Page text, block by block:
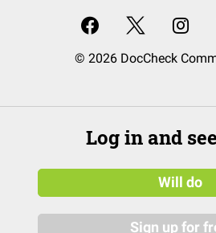
© 2026 DocCheck
Log in and
Will do
Sign up for